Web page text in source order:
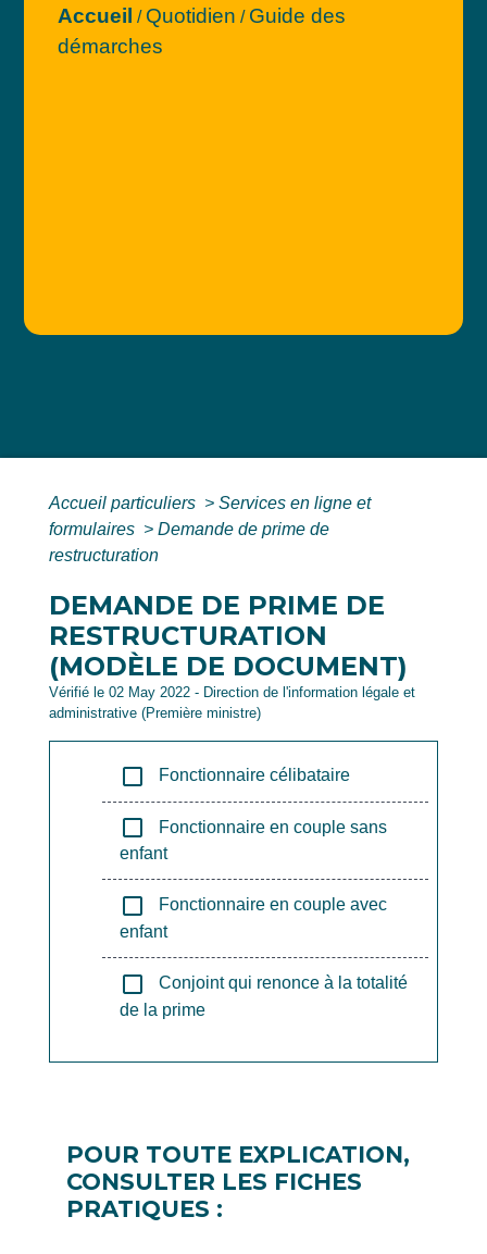
Accueil / Quotidien / Guide des
démarches
Accueil particuliers > Services en ligne et
formulaires > Demande de prime de
restructuration
DEMANDE DE PRIME DE
RESTRUCTURATION
(MODÈLE DE DOCUMENT)
Vérifié le 02 May 2022 - Direction de l'information légale et
administrative (Première ministre)
check_box_outline_blank Fonctionnaire célibataire
check_box_outline_blank
Fonctionnaire en couple sans
enfant
check_box_outline_blank
Fonctionnaire en couple avec
enfant
check_box_outline_blank
Conjoint qui renonce à la totalité
de la prime
POUR TOUTE EXPLICATION,
CONSULTER LES FICHES
PRATIQUES :